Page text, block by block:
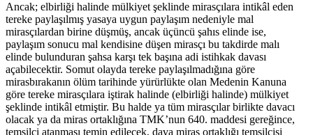
Ancak; elbirliği halinde mülkiyet şeklinde mirasçılara intikâl eden
tereke paylaşılmış yasaya uygun paylaşım nedeniyle mal
mirasçılardan birine düşmüş, ancak üçüncü şahıs elinde ise,
paylaşım sonucu mal kendisine düşen mirasçı bu takdirde malı
elinde bulunduran şahsa karşı tek başına adi istihkak davası
açabilecektir. Somut olayda tereke paylaşılmadığına göre
mirasbırakanın ölüm tarihinde yürürlükte olan Medenin Kanuna
göre tereke mirasçılara iştirak halinde (elbirliği halinde) mülkiyet
şeklinde intikâl etmiştir. Bu halde ya tüm mirasçılar birlikte davacı
olacak ya da miras ortaklığına TMK’nun 640. maddesi gereğince,
temsilci atanması temin edilecek, dava miras ortaklığı temsilcisi